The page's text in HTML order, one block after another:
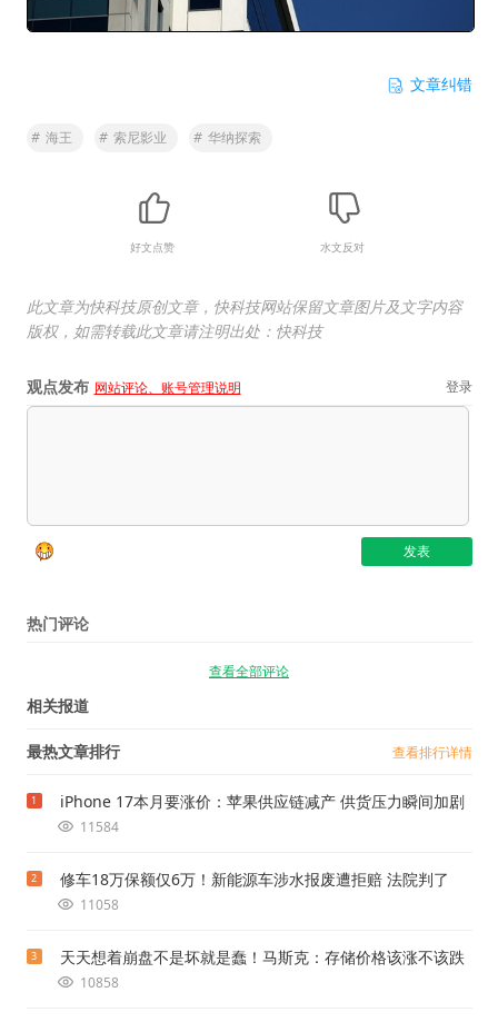
文章纠错
# 海王 # 索尼影业 # 华纳探索
好文点赞 水文反对
此文章为快科技原创文章，快科技网站保留文章图片及文字内容
版权，如需转载此文章请注明出处：快科技
观点发布 网站评论、账号管理说明 登录
热门评论
查看全部评论
相关报道
最热文章排行 查看排行详情
1 iPhone 17本月要涨价：苹果供应链减产 供货压力瞬间加剧
11584
2 修车18万保额仅6万！新能源车涉水报废遭拒赔 法院判了
11058
3 天天想着崩盘不是坏就是蠢！马斯克：存储价格该涨不该跌
10858